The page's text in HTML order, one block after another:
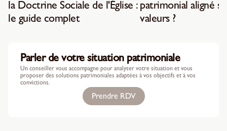
Parler de votre situation patrimoniale
Un conseiller vous accompagne pour analyser votre situation et vous
proposer des solutions patrimoniales adaptées à vos objectifs et à vos
convictions.
Prendre RDV
la Doctrine Sociale de l'Église :
le guide complet
patrimonial aligné
valeurs ?